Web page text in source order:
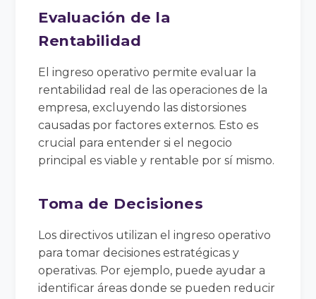
Evaluación de la
Rentabilidad
El ingreso operativo permite evaluar la
rentabilidad real de las operaciones de la
empresa, excluyendo las distorsiones
causadas por factores externos. Esto es
crucial para entender si el negocio
principal es viable y rentable por sí mismo.
Toma de Decisiones
Los directivos utilizan el ingreso operativo
para tomar decisiones estratégicas y
operativas. Por ejemplo, puede ayudar a
identificar áreas donde se pueden reducir